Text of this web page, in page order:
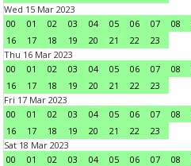
Wed 15 Mar 2023
00
01 02 03 04 05 06 07 08
16
17 18 19 20 21 22
23
Thu 16 Mar 2023
00
01 02 03 04 05 06 07 08
16
17 18 19 20 21 22
23
Fri 17 Mar 2023
00
01 02 03 04 05 06 07 08
16
17 18 19 20 21 22
23
Sat 18 Mar 2023
00
01 02 03 04 05 06 07 08